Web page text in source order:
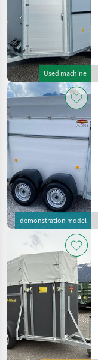
Used machine
demonstration model